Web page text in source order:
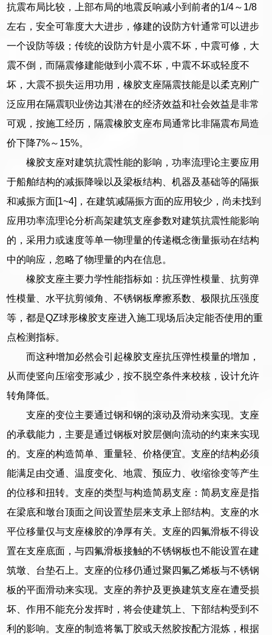
抗震布局比较，上部布局的地震反响减小到前者的1/4～1/8
左右，安全可靠度大大进步，修建的设防方针通常可以进步
一个设防等级；传统的设防方针是小震不坏，中震可修，大
震不倒，而隔震修建能做到小震不坏，中震不坏或轻度不
坏，大震不损失运用功用，橡胶支座隔震技能是以柔克刚广
泛应用在隔震职业傍边其潜在的经济效益和社会效益是非常
可观，按施工经历，隔震橡胶支座布局通常比非隔震布局造
价下降7%～15%。
橡胶支座对建筑抗震性能的影响，功率流理论主要应用
于船舶结构的减振降噪以及梁板结构、机器及基础等的隔振
和减振方面[1~4]，在建筑减隔振方面的应用较少，尚未找到
应用功率流理论分析高架建筑支座参数对建筑抗震性能影响
的，采用力或速度等单一物理量的传递概念衡量振动在结构
中的响应，忽略了物理量的内在信息。
橡胶支座主要力学性能指标如：抗压弹性模量、抗剪弹
性模量、水平抗剪倾角、不锈钢板摩擦系数、极限抗压强度
等，都是QZ球形橡胶支座进入施工现场后决定能否使用的重
点检测指标。
而这种增加必然会引起橡胶支座抗压弹性模量的增加，
从而使竖向压缩变形减少，按不脱空条件来校核，设计允许
转角降低。
支座的变位主要通过钢和钢的滚动及滑动来实现。支座
的承载能力，主要是通过钢板对胶层侧向流动的约束来实现
的。支座的构造简单、重量轻、价格便宜。支座的结构必须
能满足由交通、温度变化、地震、预应力、收缩徐变等产生
的位移和扭转。支座的类型与构造简易支座：简易支座是指
在梁底和墩台顶面之间设置垫层来支承上部结构。支座的水
平位移量仅与支座橡胶的净厚有关。支座的四氟滑板不得设
置在支座底面，与四氟滑板接触的不锈钢板也不能设置在建
筑墩、台垫石上。支座的位移仍通过聚四氟乙烯板与不锈钢
板的平面滑动来实现。支座的养护及更换建筑支座在遭受损
坏、作用不能充分发挥时，将会使建筑上、下部结构受到不
利的影响。支座的制造将氯丁胶或天然胶按配方混炼，根据